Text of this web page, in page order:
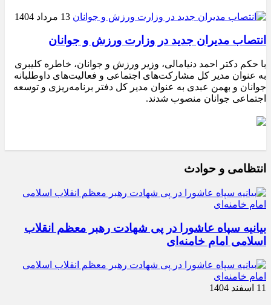
13 مرداد 1404
انتصاب مدیران جدید در وزارت ورزش و جوانان
با حکم دکتر احمد دنیامالی، وزیر ورزش و جوانان، خاطره کلیبری
به عنوان مدیر کل مشارکت‌های اجتماعی و فعالیت‌های داوطلبانه
جوانان و بهمن عبدی به عنوان مدیر کل دفتر برنامه‌ریزی و توسعه
اجتماعی جوانان منصوب شدند.
انتظامی و حوادث
بیانیه سپاه عاشورا در پی شهادت رهبر معظم انقلاب
اسلامی امام خامنه‌ای
11 اسفند 1404